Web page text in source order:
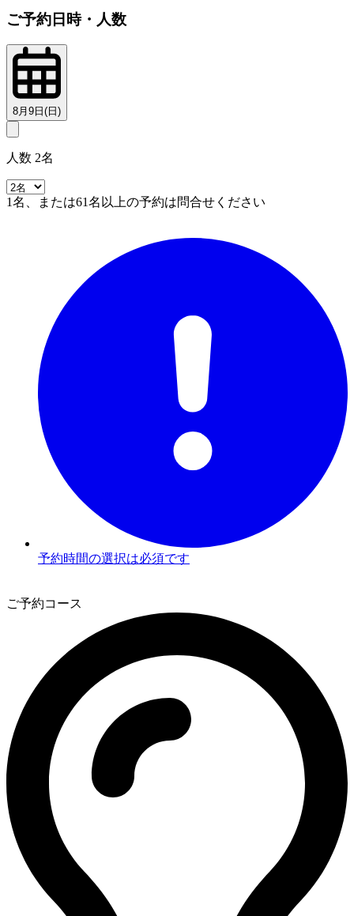
ご予約日時・人数
8月9日(日)
人数 2名
1名、または61名以上の予約は問合せください
予約時間の選択は必須です
ご予約コース